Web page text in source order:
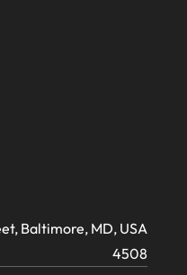
Baltimore, MD, USA
4508